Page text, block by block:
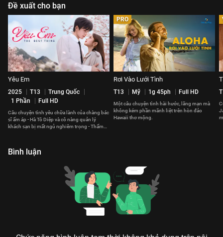
Đề xuất cho bạn
Yêu Em
2025 T13
Trung Quốc
1 Phần
Full HD
Câu chuyện tình yêu chữa lành của chàng bác
sĩ ấm áp - Hà Tô Diệp và cô nàng quản lý
khách sạn bị mất ngủ nghiêm trọng - Thẩm
PRO
Rơi Vào Lưới Tình
T13 Mỹ 1g 45ph Full HD
Một câu chuyện tình hài hước, lãng mạn mà
không kém phần mãnh liệt trên hòn đảo
Hawaii thơ mộng.
Bình luận